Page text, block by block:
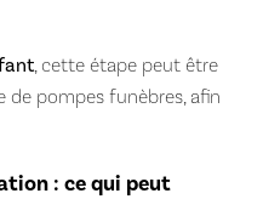
, cette étape peut être
de pompes funèbres, afin
: ce qui peut